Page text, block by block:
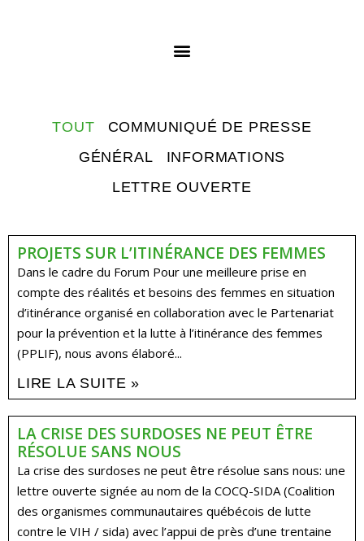
COMMUNIQUÉ DE PRESSE
GÉNÉRAL
INFORMATIONS
LETTRE OUVERTE
TOUT
PROJETS SUR L’ITINÉRANCE DES FEMMES
Dans le cadre du Forum Pour une meilleure prise en
compte des réalités et besoins des femmes en situation
d’itinérance organisé en collaboration avec le Partenariat
pour la prévention et la lutte à l’itinérance des femmes
(PPLIF), nous avons élaboré...
LIRE LA SUITE »
LA CRISE DES SURDOSES NE PEUT ÊTRE
RÉSOLUE SANS NOUS
La crise des surdoses ne peut être résolue sans nous: une
lettre ouverte signée au nom de la COCQ-SIDA (Coalition
des organismes communautaires québécois de lutte
contre le VIH / sida) avec l’appui de près d’une trentaine